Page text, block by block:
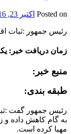
Posted on اکتبر 23, 2016
رئیس جمهور :ثبات
زمان دریافت خبر: یکشنبه ۰۲ آبان ۱۳۹۵
منبع خبر:
طبقه بندی:
رئیس جمهور گفت
به گام کاهش داده و
مهیا کرده است.